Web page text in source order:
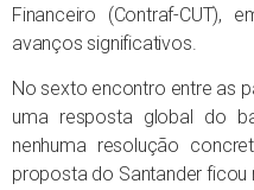
Financeiro (Contraf-CUT),
avanços significativos.
No sexto encontro entre as
uma resposta global do
nenhuma resolução
proposta do Santander